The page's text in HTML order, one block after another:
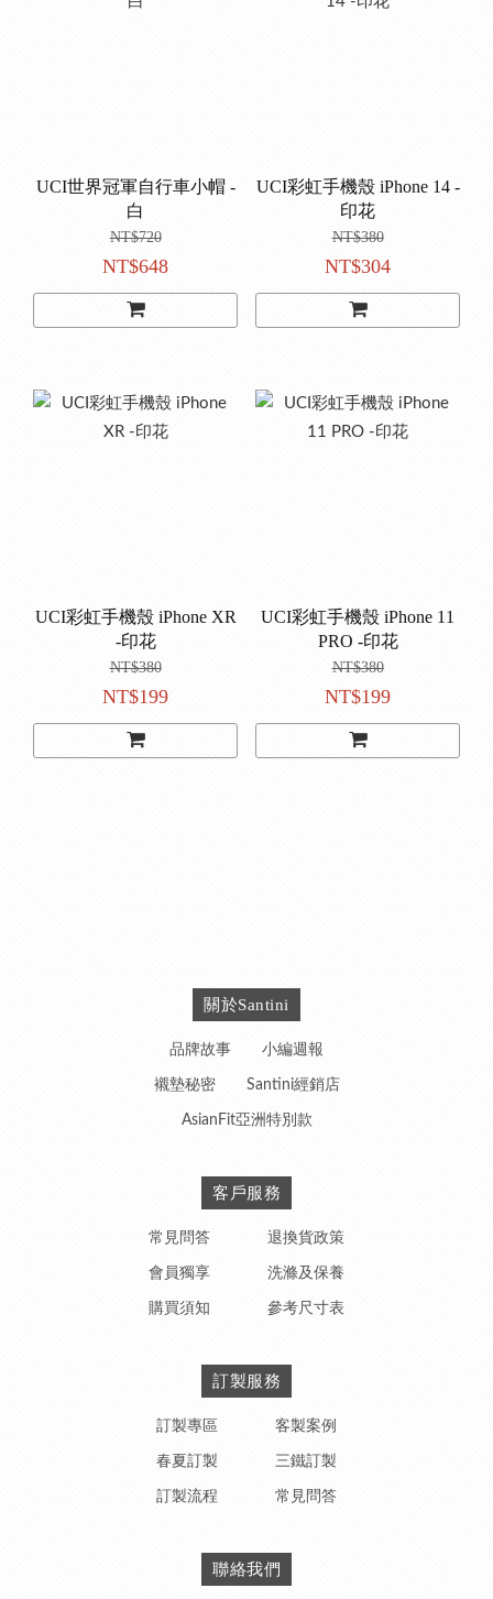
UCI世界冠軍自行車小帽 -
白
NT$720
NT$648
UCI彩虹手機殼 iPhone 14 -
印花
NT$380
NT$304
UCI彩虹手機殼 iPhone XR
-印花
NT$380
NT$199
UCI彩虹手機殼 iPhone 11
PRO -印花
NT$380
NT$199
關於Santini
品牌故事 小編週報
襯墊秘密 Santini經銷店
AsianFit亞洲特別款
客戶服務
常見問答 退換貨政策
會員獨享 洗滌及保養
購買須知 參考尺寸表
訂製服務
訂製專區 客製案例
春夏訂製 三鐵訂製
訂製流程 常見問答
聯絡我們